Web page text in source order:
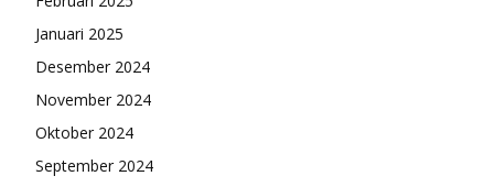
Januari 2025
Desember 2024
November 2024
Oktober 2024
September 2024